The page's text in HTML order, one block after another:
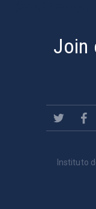
Join
Instituto